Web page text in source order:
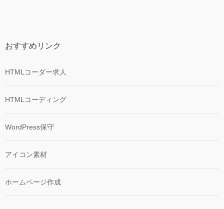
おすすめリンク
HTMLコーダー求人
HTMLコーディング
WordPress保守
アイコン素材
ホームページ作成